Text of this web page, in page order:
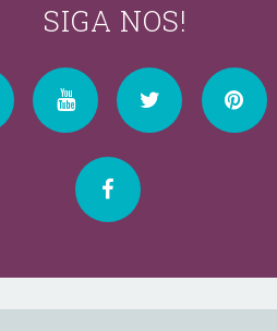
SIGA NOS!